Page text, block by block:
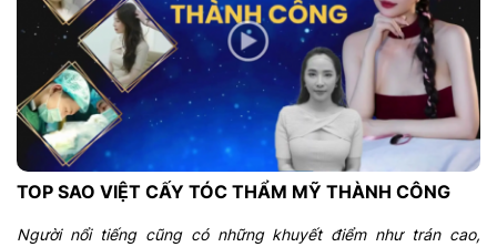
TOP SAO VIỆT CẤY TÓC THẨM MỸ THÀNH CÔNG
Người nổi tiếng cũng có những khuyết điểm như trán cao,